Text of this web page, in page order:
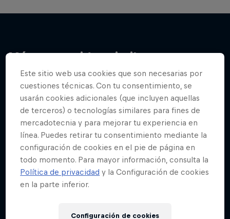
Más contenidos similares
Este sitio web usa cookies que son necesarias por
cuestiones técnicas. Con tu consentimiento, se
usarán cookies adicionales (que incluyen aquellas
de terceros) o tecnologías similares para fines de
mercadotecnia y para mejorar tu experiencia en
línea. Puedes retirar tu consentimiento mediante la
configuración de cookies en el pie de página en
todo momento. Para mayor información, consulta la
Política de privacidad y la Configuración de cookies
en la parte inferior.
Configuración de cookies